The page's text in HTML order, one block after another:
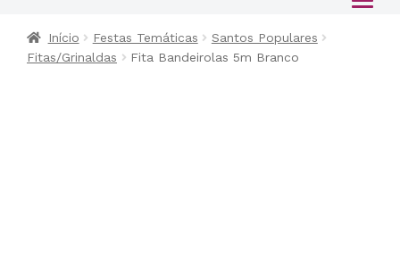
n
Início Festas Temáticas
Santos Populares
Fitas/Grinaldas
Fita Bandeirolas 5m Branco